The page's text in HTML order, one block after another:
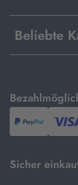
Beliebte
mit
PayPal,
Sicher